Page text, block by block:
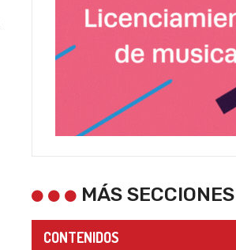
MÁS SECCIONES
CONTENIDOS